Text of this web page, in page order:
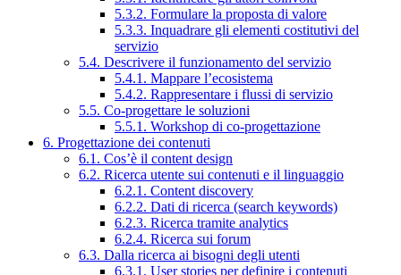
5.3.2. Formulare la proposta di valore
5.3.3. Inquadrare gli elementi costitutivi del
servizio
5.4. Descrivere il funzionamento del servizio
5.4.1. Mappare l’ecosistema
5.4.2. Rappresentare i flussi di servizio
5.5. Co-progettare le soluzioni
5.5.1. Workshop di co-progettazione
6. Progettazione dei contenuti
6.1. Cos’è il content design
6.2. Ricerca utente sui contenuti e il linguaggio
6.2.1. Content discovery
6.2.2. Dati di ricerca (search keywords)
6.2.3. Ricerca tramite analytics
6.2.4. Ricerca sui forum
6.3. Dalla ricerca ai bisogni degli utenti
6.3.1. User stories per definire i contenuti